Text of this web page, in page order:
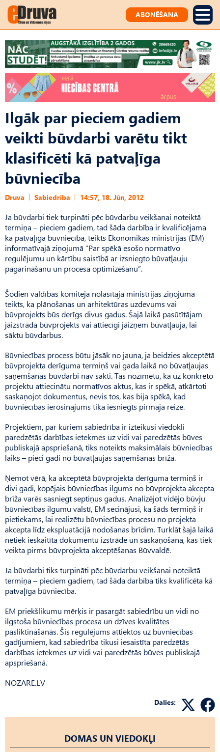
ABONĒŠANA
Ilgāk par pieciem gadiem
veikti būvdarbi varētu tikt
klasificēti kā patvaļīga
būvniecība
Druva Sabiedrība 14:57, 18. Jūn, 2012
Ja būvdarbi tiek turpināti pēc būvdarbu veikšanai noteiktā
termiņa – pieciem gadiem, tad šāda darbība ir kvalificējama
kā patvaļīga būvniecība, teikts Ekonomikas ministrijas (EM)
informatīvajā ziņojumā “Par spēkā esošo normatīvo
regulējumu un kārtību saistībā ar izsniegto būvatļauju
pagarināšanu un procesa optimizēšanu”.
Šodien valdības komitejā nolasītajā ministrijas ziņojumā
teikts, ka plānošanas un arhitektūras uzdevums vai
būvprojekts būs derīgs divus gadus. Šajā laikā pasūtītājam
jāizstrādā būvprojekts vai attiecīgi jāizņem būvatļauja, lai
sāktu būvdarbus.
Būvniecības process būtu jāsāk no jauna, ja beidzies akceptētā
būvprojekta derīguma termiņš vai gada laikā no būvatļaujas
saņemšanas būvdarbi nav sākti. Tas nozīmētu, ka uz konkrēto
projektu attiecinātu normatīvos aktus, kas ir spēkā, atkārtoti
saskaņojot dokumentus, nevis tos, kas bija spēkā, kad
būvniecības ierosinājums tika iesniegts pirmajā reizē.
Projektiem, par kuriem sabiedrība ir izteikusi viedokli
paredzētās darbības ietekmes uz vidi vai paredzētās būves
publiskajā apspriešanā, tiks noteikts maksimālais būvniecības
laiks – pieci gadi no būvatļaujas saņemšanas brīža.
Ņemot vērā, ka akceptētā būvprojekta derīguma termiņš ir
divi gadi, kopējais būvniecības ilgums no būvprojekta akcepta
brīža varēs sasniegt septiņus gadus. Analizējot vidējo būvju
būvniecības ilgumu valstī, EM secinājusi, ka šāds termiņš ir
pietiekams, lai realizētu būvniecības procesu no projekta
akcepta līdz ekspluatācijā nodošanas brīdim. Turklāt šajā laikā
netiek ieskaitīta dokumentu izstrāde un saskaņošana, kas tiek
veikta pirms būvprojekta akceptēšanas Būvvaldē.
Ja būvdarbi tiks turpināti pēc būvdarbu veikšanai noteiktā
termiņa – pieciem gadiem, tad šāda darbība tiks kvalificēta kā
patvaļīga būvniecība.
EM priekšlikumu mērķis ir pasargāt sabiedrību un vidi no
ilgstoša būvniecības procesa un dzīves kvalitātes
pasliktināšanās. Šis regulējums attiektos uz būvniecības
gadījumiem, kad sabiedrība tikusi iesaistīta paredzētās
darbības ietekmes uz vidi vai paredzētās būves publiskajā
apspriešanā.
NOZARE.LV
Dalies:
DOMAS UN VIEDOKĻI